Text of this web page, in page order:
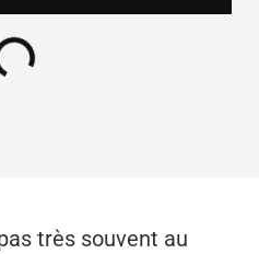
très souvent au